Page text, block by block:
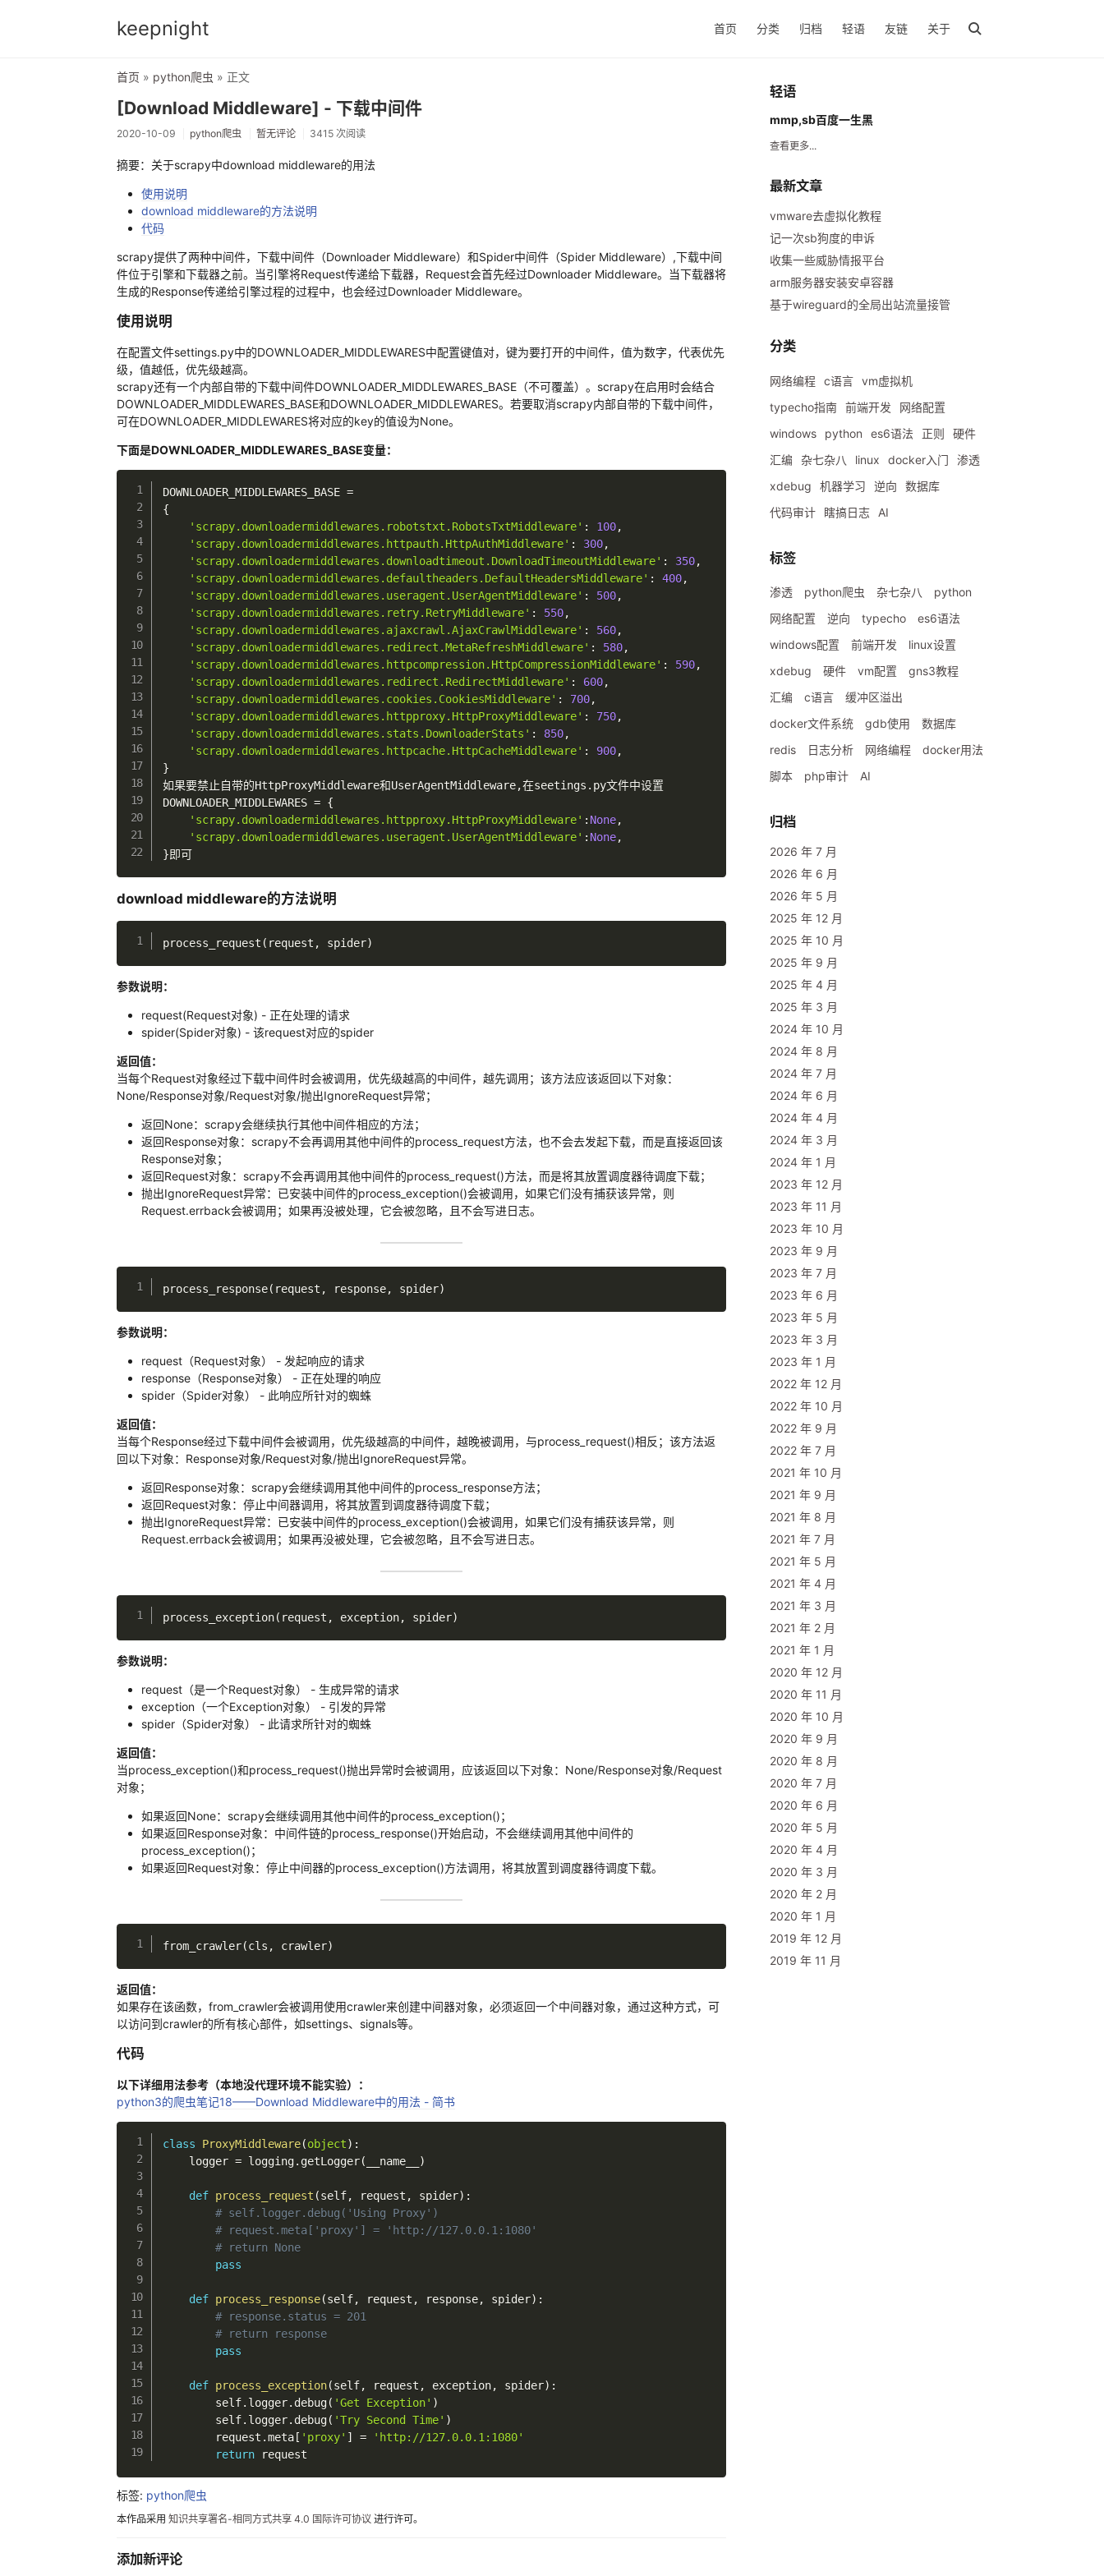
keepnight 首页 分类 归档 轻语 友链 关于
首页 » python爬虫 » 正文
[Download Middleware] - 下载中间件
2020-10-09 python爬虫 暂无评论 3415 次阅读
摘要：关于scrapy中download middleware的用法
使用说明
download middleware的方法说明
代码
scrapy提供了两种中间件，下载中间件（Downloader Middleware）和Spider中间件（Spider Middleware）,下载中间
件位于引擎和下载器之前。当引擎将Request传递给下载器，Request会首先经过Downloader Middleware。当下载器将
生成的Response传递给引擎过程的过程中，也会经过Downloader Middleware。
使用说明
在配置文件settings.py中的DOWNLOADER_MIDDLEWARES中配置键值对，键为要打开的中间件，值为数字，代表优先
级，值越低，优先级越高。
scrapy还有一个内部自带的下载中间件DOWNLOADER_MIDDLEWARES_BASE（不可覆盖）。scrapy在启用时会结合
DOWNLOADER_MIDDLEWARES_BASE和DOWNLOADER_MIDDLEWARES。若要取消scrapy内部自带的下载中间件，
可在DOWNLOADER_MIDDLEWARES将对应的key的值设为None。
下面是DOWNLOADER_MIDDLEWARES_BASE变量：
DOWNLOADER_MIDDLEWARES_BASE =
{
'scrapy.downloadermiddlewares.robotstxt.RobotsTxtMiddleware' : 100,
'scrapy.downloadermiddlewares.httpauth.HttpAuthMiddleware' : 300,
'scrapy.downloadermiddlewares.downloadtimeout.DownloadTimeoutMiddleware' : 350,
'scrapy.downloadermiddlewares.defaultheaders.DefaultHeadersMiddleware' : 400,
'scrapy.downloadermiddlewares.useragent.UserAgentMiddleware' : 500,
'scrapy.downloadermiddlewares.retry.RetryMiddleware' : 550,
'scrapy.downloadermiddlewares.ajaxcrawl.AjaxCrawlMiddleware' : 560,
'scrapy.downloadermiddlewares.redirect.MetaRefreshMiddleware' : 580,
'scrapy.downloadermiddlewares.httpcompression.HttpCompressionMiddleware' : 590,
'scrapy.downloadermiddlewares.redirect.RedirectMiddleware' : 600,
'scrapy.downloadermiddlewares.cookies.CookiesMiddleware' : 700,
'scrapy.downloadermiddlewares.httpproxy.HttpProxyMiddleware' : 750,
'scrapy.downloadermiddlewares.stats.DownloaderStats' : 850,
'scrapy.downloadermiddlewares.httpcache.HttpCacheMiddleware' : 900,
}
如果要禁止自带的HttpProxyMiddleware和UserAgentMiddleware,在seetings . py文件中设置
DOWNLOADER_MIDDLEWARES = {
'scrapy.downloadermiddlewares.httpproxy.HttpProxyMiddleware' : None,
'scrapy.downloadermiddlewares.useragent.UserAgentMiddleware' : None,
}即可
download middleware的方法说明
process_request ( request , spider)
参数说明：
request(Request对象) - 正在处理的请求
spider(Spider对象) - 该request对应的spider
返回值：
当每个Request对象经过下载中间件时会被调用，优先级越高的中间件，越先调用；该方法应该返回以下对象：
None/Response对象/Request对象/抛出IgnoreRequest异常；
返回None：scrapy会继续执行其他中间件相应的方法；
返回Response对象：scrapy不会再调用其他中间件的process_request方法，也不会去发起下载，而是直接返回该
Response对象；
返回Request对象：scrapy不会再调用其他中间件的process_request()方法，而是将其放置调度器待调度下载；
抛出IgnoreRequest异常：已安装中间件的process_exception()会被调用，如果它们没有捕获该异常，则
Request.errback会被调用；如果再没被处理，它会被忽略，且不会写进日志。
process_response( request , response, spider)
参数说明：
request（Request对象） - 发起响应的请求
response（Response对象） - 正在处理的响应
spider（Spider对象） - 此响应所针对的蜘蛛
返回值：
当每个Response经过下载中间件会被调用，优先级越高的中间件，越晚被调用，与process_request()相反；该方法返
回以下对象：Response对象/Request对象/抛出IgnoreRequest异常。
返回Response对象：scrapy会继续调用其他中间件的process_response方法；
返回Request对象：停止中间器调用，将其放置到调度器待调度下载；
抛出IgnoreRequest异常：已安装中间件的process_exception()会被调用，如果它们没有捕获该异常，则
Request.errback会被调用；如果再没被处理，它会被忽略，且不会写进日志。
process_exception( request , exception, spider)
参数说明：
request（是一个Request对象） - 生成异常的请求
exception（一个Exception对象） - 引发的异常
spider（Spider对象） - 此请求所针对的蜘蛛
返回值：
当process_exception()和process_request()抛出异常时会被调用，应该返回以下对象：None/Response对象/Request
对象；
如果返回None：scrapy会继续调用其他中间件的process_exception()；
如果返回Response对象：中间件链的process_response()开始启动，不会继续调用其他中间件的
process_exception()；
如果返回Request对象：停止中间器的process_exception()方法调用，将其放置到调度器待调度下载。
from_crawler(cls , crawler)
返回值：
如果存在该函数，from_crawler会被调用使用crawler来创建中间器对象，必须返回一个中间器对象，通过这种方式，可
以访问到crawler的所有核心部件，如settings、signals等。
代码
以下详细用法参考（本地没代理环境不能实验）：
python3的爬虫笔记18——Download Middleware中的用法 - 简书
class ProxyMiddleware(object) :
    logger
= logging. getLogger( __name__ )
def process_request (self, request , spider) :
# self.logger.debug('Using Proxy')
# request.meta['proxy'] = 'http://127.0.0.1:1080'
# return None
pass
def process_response(self, request , response, spider) :
# response.status = 201
# return response
pass
def process_exception(self, request , exception, spider) :
        self
. logger. debug( 'Get Exception' )
        self
. logger. debug( 'Try Second Time' )
        request
.meta [ 'proxy' ] =
'http://127.0.0.1:1080'
return request
标签: python爬虫
本作品采用 知识共享署名-相同方式共享 4.0 国际许可协议 进行许可。
添加新评论
轻语
mmp,sb百度一生黑
查看更多...
最新文章
vmware去虚拟化教程
记一次sb狗度的申诉
收集一些威胁情报平台
arm服务器安装安卓容器
基于wireguard的全局出站流量接管
分类
网络编程 c语言 vm虚拟机
typecho指南 前端开发
网络配置
windows
python es6语法 正则
硬件
汇编
杂七杂八 linux docker入门
渗透
xdebug
机器学习 逆向
数据库
代码审计
瞎搞日志 AI
标签
渗透 python爬虫 杂七杂八
python
网络配置
逆向 typecho
es6语法
windows配置
前端开发
linux设置
xdebug
硬件 vm配置
gns3教程
汇编
c语言
缓冲区溢出
docker文件系统
gdb使用
数据库
redis
日志分析 网络编程
docker用法
脚本
php审计 AI
归档
2026 年 7 月
2026 年 6 月
2026 年 5 月
2025 年 12 月
2025 年 10 月
2025 年 9 月
2025 年 4 月
2025 年 3 月
2024 年 10 月
2024 年 8 月
2024 年 7 月
2024 年 6 月
2024 年 4 月
2024 年 3 月
2024 年 1 月
2023 年 12 月
2023 年 11 月
2023 年 10 月
2023 年 9 月
2023 年 7 月
2023 年 6 月
2023 年 5 月
2023 年 3 月
2023 年 1 月
2022 年 12 月
2022 年 10 月
2022 年 9 月
2022 年 7 月
2021 年 10 月
2021 年 9 月
2021 年 8 月
2021 年 7 月
2021 年 5 月
2021 年 4 月
2021 年 3 月
2021 年 2 月
2021 年 1 月
2020 年 12 月
2020 年 11 月
2020 年 10 月
2020 年 9 月
2020 年 8 月
2020 年 7 月
2020 年 6 月
2020 年 5 月
2020 年 4 月
2020 年 3 月
2020 年 2 月
2020 年 1 月
2019 年 12 月
2019 年 11 月